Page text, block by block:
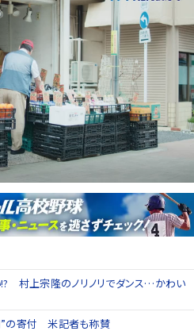
!? 村上宗隆のノリノリでダンス…かわい
”の寄付 米記者も称賛